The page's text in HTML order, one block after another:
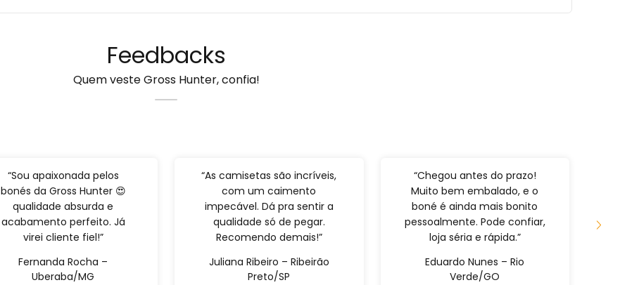
Feedbacks
Quem veste Gross Hunter, confia!
“Sou apaixonada pelos
bonés da Gross Hunter 😍
qualidade absurda e
acabamento perfeito. Já
virei cliente fiel!”
Fernanda Rocha –
Uberaba/MG
“As camisetas são incríveis,
com um caimento
impecável. Dá pra sentir a
qualidade só de pegar.
Recomendo demais!”
Juliana Ribeiro – Ribeirão
Preto/SP
“Chegou antes do prazo!
Muito bem embalado, e o
boné é ainda mais bonito
pessoalmente. Pode confiar,
loja séria e rápida.”
Eduardo Nunes – Rio
Verde/GO